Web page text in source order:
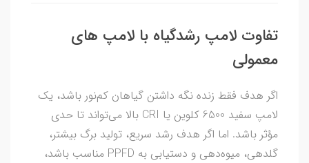
تفاوت لامپ رشدگیاه با لامپ های
معمولی
اگر هدف فقط زنده نگه داشتن گیاهان کم‌نور باشد، یک
لامپ سفید 6500 کلوین یا CRI بالا می‌تواند تا حدی
مؤثر باشد. اما اگر هدف رشد سریع، تولید برگ بیشتر،
گلدهی، میوه‌دهی و دستیابی به PPFD مناسب باشد،